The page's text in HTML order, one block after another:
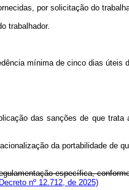
por solicitação do
trabalhador.
mínima de cinco dias úteis
das sanções de que trata
da portabilidade de
específica,
nº 12.712, de 2025)